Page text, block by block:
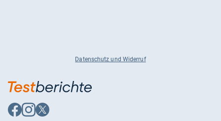
Datenschutz und Widerruf
Auf
Facebook
Auf
Instagram
Auf
X